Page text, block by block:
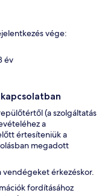
vége:
év
(a szolgáltatás
a
értesíteniük a
megadott
vendégeket érkezéskor.
fordításához